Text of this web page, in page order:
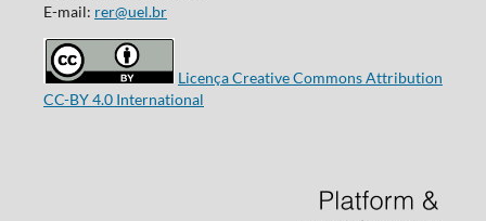
E-mail: rer@uel.br
Licença Creative Commons Attribution
CC-BY 4.0 International